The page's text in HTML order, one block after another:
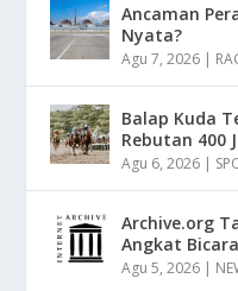
Ancaman
Nyata?
Agu 7, 2026 |
Balap Kuda
Rebutan 400
Agu 6, 2026 |
Archive.org
Angkat Bicara
Agu 5, 2026 |